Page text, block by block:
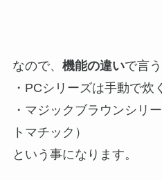
なので、 機能の違いで言う
・PCシリーズは手動で炊
・マジックブラウンシリ
トマチック）
という事になります。